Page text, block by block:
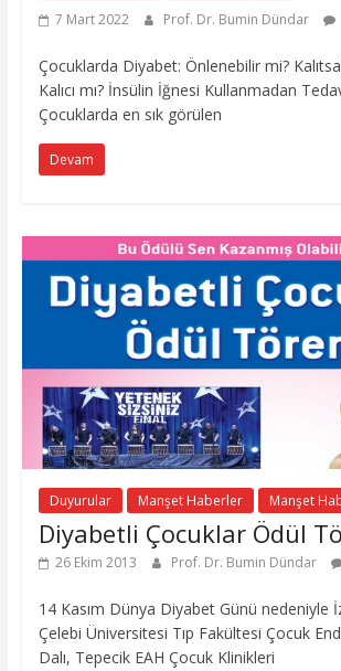
7 Mart 2022
Prof. Dr. Bumin Dündar
Çocuklarda Diyabet: Önlenebilir mi?
Kalıcı mı? İnsülin İğnesi Kullanmadan
Çocuklarda en sık görülen
Devam
Duyurular Manşet Haberler Manşet
Diyabetli Çocuklar Ödül
26 Ekim 2013 Prof. Dr. Bumin Dündar
14 Kasım Dünya Diyabet Günü nedeniyle
Çelebi Üniversitesi Tıp Fakültesi Çocuk
Dalı, Tepecik EAH Çocuk Klinikleri